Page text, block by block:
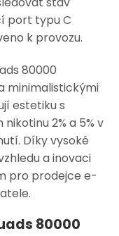
port typu C
k provozu.
80000
minimalistickými
estetiku s
2% a 5% v
Díky vysoké
a inovaci
pro prodejce e-
80000